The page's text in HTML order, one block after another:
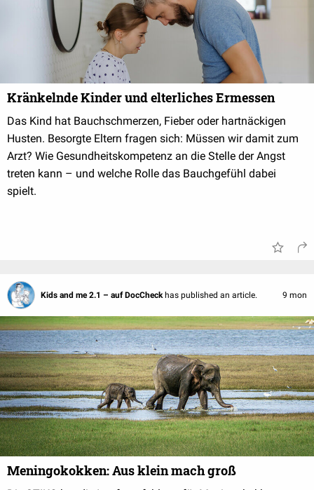
Kränkelnde Kinder und elterliches Ermessen
Das Kind hat Bauchschmerzen, Fieber oder hartnäckigen
Husten. Besorgte Eltern fragen sich: Müssen wir damit zum
Arzt? Wie Gesundheitskompetenz an die Stelle der Angst
treten kann – und welche Rolle das Bauchgefühl dabei
spielt.
Kids and me 2.1 – auf DocCheck has published an article. 9 mon
Meningokokken: Aus klein mach groß